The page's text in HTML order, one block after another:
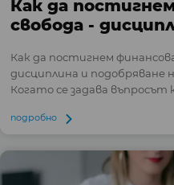
свобода -
Как да постигнем
дисциплина и подобряване
Когато се задава въпросът
подробно